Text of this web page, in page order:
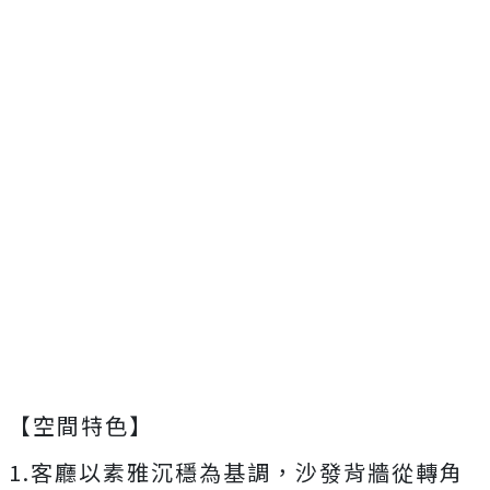
【空間特色】
1.客廳以素雅沉穩為基調，沙發背牆從轉角